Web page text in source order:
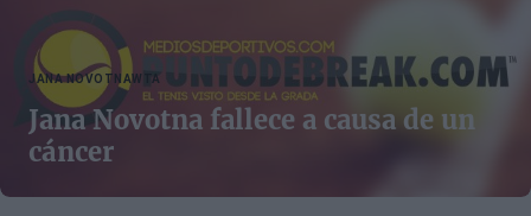
JANA NOVOTNAWTA
Jana Novotna fallece a causa de un
cáncer